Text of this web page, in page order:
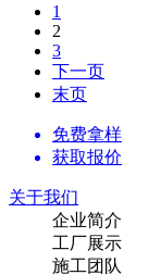
1
2
3
下一页
末页
免费拿样
获取报价
关于我们
企业简介
工厂展示
施工团队